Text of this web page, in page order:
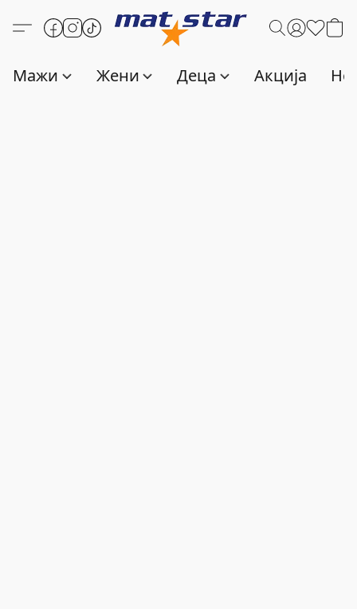
Мажи Жени Деца Акција